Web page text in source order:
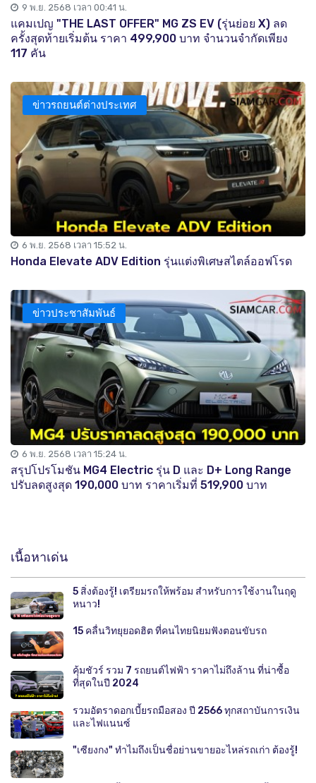
9 พ.ย. 2568 เวลา 00:41 น.
แคมเปญ "THE LAST OFFER" MG ZS EV (รุ่นย่อย X) ลด
ครั้งสุดท้ายเริ่มต้น ราคา 499,900 บาท จำนวนจำกัดเพียง
117 คัน
ข่าวรถยนต์ต่างประเทศ
6 พ.ย. 2568 เวลา 15:52 น.
Honda Elevate ADV Edition รุ่นแต่งพิเศษสไตล์ออฟโรด
ข่าวประชาสัมพันธ์
6 พ.ย. 2568 เวลา 15:24 น.
สรุปโปรโมชัน MG4 Electric รุ่น D และ D+ Long Range
ปรับลดสูงสุด 190,000 บาท ราคาเริ่มที่ 519,900 บาท
เนื้อหาเด่น
5 สิ่งต้องรู้! เตรียมรถให้พร้อม สำหรับการใช้งานในฤดู
หนาว!
15 คลื่นวิทยุยอดฮิต ที่คนไทยนิยมฟังตอนขับรถ
คุ้มชัวร์ รวม 7 รถยนต์ไฟฟ้า ราคาไม่ถึงล้าน ที่น่าซื้อ
ที่สุดในปี 2024
รวมอัตราดอกเบี้ยรถมือสอง ปี 2566 ทุกสถาบันการเงิน
และไฟแนนซ์
"เซียงกง" ทำไมถึงเป็นชื่อย่านขายอะไหล่รถเก่า ต้องรู้!